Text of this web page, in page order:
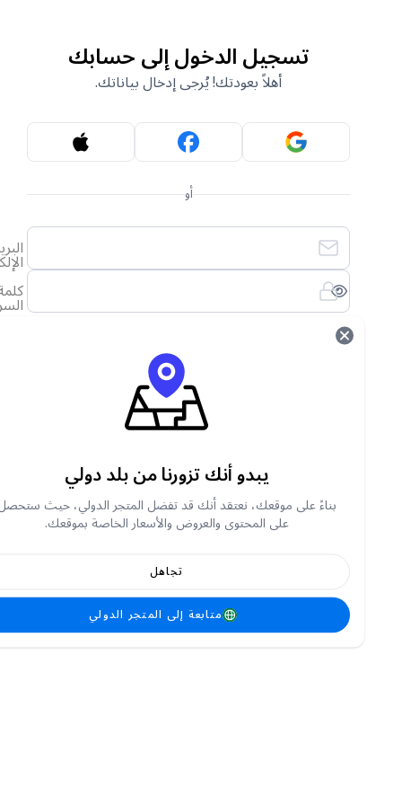
تسجيل الدخول إلى حسابك
أهلاً بعودتك! يُرجى إدخال بياناتك.
أو
الإلكتروني
السر
لقد نسيت كلمة المرور الخاصة بي
تسجيل الدخول
أنشئ حساب جديد
يبدو أنك تزورنا من بلد دولي
بناءً على موقعك، نعتقد أنك قد تفضل المتجر الدولي، حيث ستحصل
على المحتوى والعروض والأسعار الخاصة بموقعك.
متابعة إلى المتجر الدولي